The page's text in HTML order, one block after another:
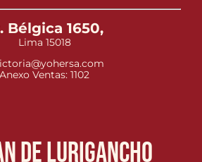
Bélgica 1650,
Lima 15018
Anexo Ventas: 1102
de Lurigancho